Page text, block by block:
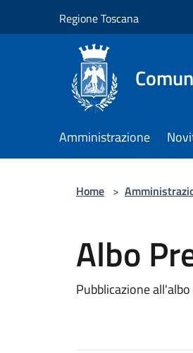
Regione Toscana
Amministrazione
Home >
Albo
Pubblicazione